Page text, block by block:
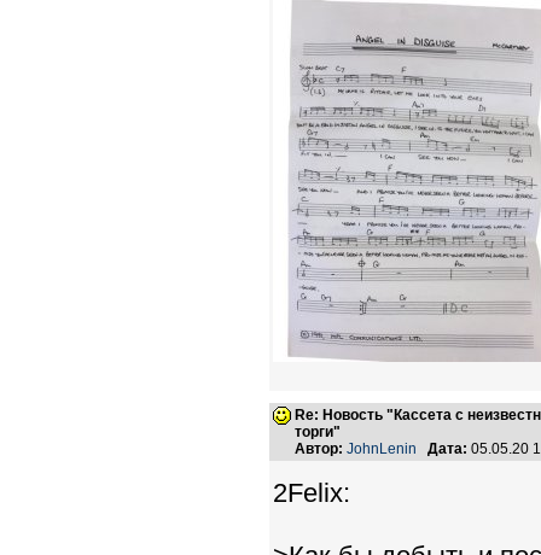
Re: Новость "Кассета с
торги"
Автор: JohnLenin Дата: 05.05.20
2Felix: